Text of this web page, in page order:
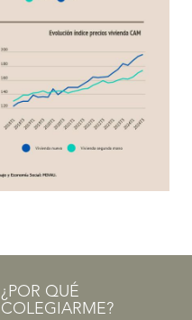
¿POR QUÉ
COLEGIARME?